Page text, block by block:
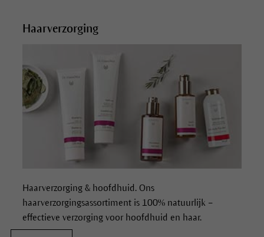
Haarverzorging
Haarverzorging & hoofdhuid. Ons
haarverzorgingsassortiment is 100% natuurlijk –
effectieve verzorging voor hoofdhuid en haar.